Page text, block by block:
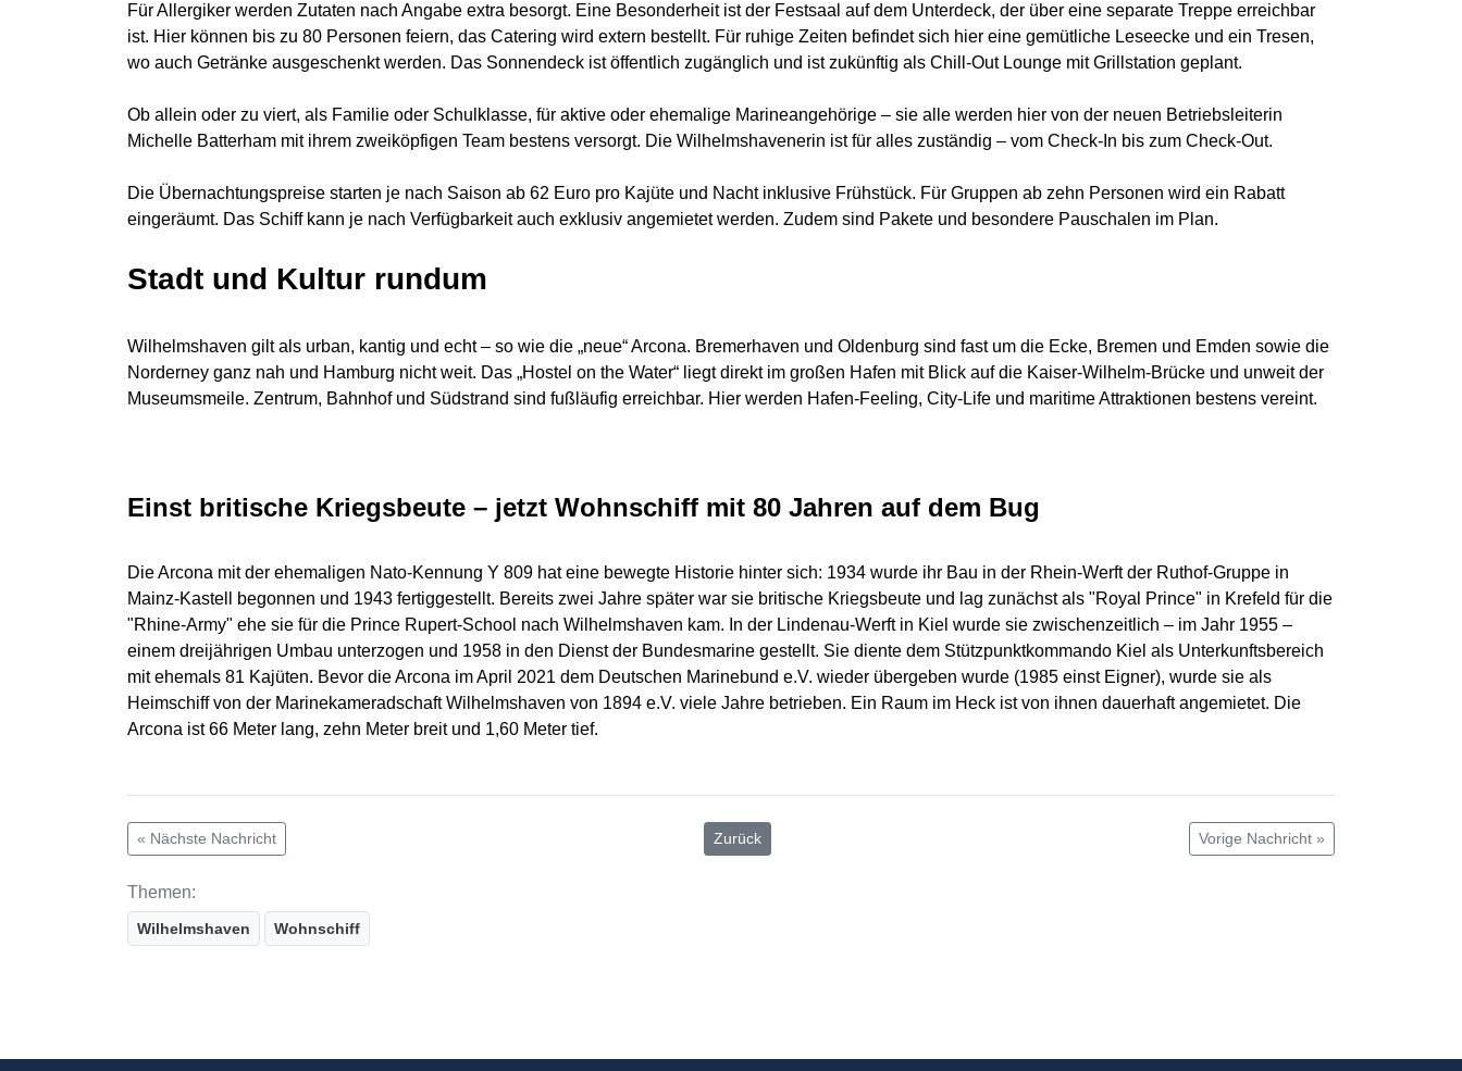
Für Allergiker werden Zutaten nach Angabe extra besorgt. Eine Besonderheit ist der Festsaal auf dem Unterdeck, der über eine separate Treppe erreichbar
ist. Hier können bis zu 80 Personen feiern, das Catering wird extern bestellt. Für ruhige Zeiten befindet sich hier eine gemütliche Leseecke und ein Tresen,
wo auch Getränke ausgeschenkt werden. Das Sonnendeck ist öffentlich zugänglich und ist zukünftig als Chill-Out Lounge mit Grillstation geplant.
Ob allein oder zu viert, als Familie oder Schulklasse, für aktive oder ehemalige Marineangehörige – sie alle werden hier von der neuen Betriebsleiterin
Michelle Batterham mit ihrem zweiköpfigen Team bestens versorgt. Die Wilhelmshavenerin ist für alles zuständig – vom Check-In bis zum Check-Out.
Die Übernachtungspreise starten je nach Saison ab 62 Euro pro Kajüte und Nacht inklusive Frühstück. Für Gruppen ab zehn Personen wird ein Rabatt
eingeräumt. Das Schiff kann je nach Verfügbarkeit auch exklusiv angemietet werden. Zudem sind Pakete und besondere Pauschalen im Plan.
Stadt und Kultur rundum
Wilhelmshaven gilt als urban, kantig und echt – so wie die „neue“ Arcona. Bremerhaven und Oldenburg sind fast um die Ecke, Bremen und Emden sowie die
Norderney ganz nah und Hamburg nicht weit. Das „Hostel on the Water“ liegt direkt im großen Hafen mit Blick auf die Kaiser-Wilhelm-Brücke und unweit der
Museumsmeile. Zentrum, Bahnhof und Südstrand sind fußläufig erreichbar. Hier werden Hafen-Feeling, City-Life und maritime Attraktionen bestens vereint.
Einst britische Kriegsbeute – jetzt Wohnschiff mit 80 Jahren auf dem Bug
Die Arcona mit der ehemaligen Nato-Kennung Y 809 hat eine bewegte Historie hinter sich: 1934 wurde ihr Bau in der Rhein-Werft der Ruthof-Gruppe in
Mainz-Kastell begonnen und 1943 fertiggestellt. Bereits zwei Jahre später war sie britische Kriegsbeute und lag zunächst als "Royal Prince" in Krefeld für die
"Rhine-Army" ehe sie für die Prince Rupert-School nach Wilhelmshaven kam. In der Lindenau-Werft in Kiel wurde sie zwischenzeitlich – im Jahr 1955 –
einem dreijährigen Umbau unterzogen und 1958 in den Dienst der Bundesmarine gestellt. Sie diente dem Stützpunktkommando Kiel als Unterkunftsbereich
mit ehemals 81 Kajüten. Bevor die Arcona im April 2021 dem Deutschen Marinebund e.V. wieder übergeben wurde (1985 einst Eigner), wurde sie als
Heimschiff von der Marinekameradschaft Wilhelmshaven von 1894 e.V. viele Jahre betrieben. Ein Raum im Heck ist von ihnen dauerhaft angemietet. Die
Arcona ist 66 Meter lang, zehn Meter breit und 1,60 Meter tief.
« Nächste Nachricht Zurück Vorige Nachricht »
Themen:
Wilhelmshaven Wohnschiff